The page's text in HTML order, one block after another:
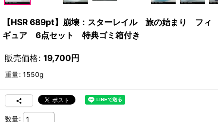
【HSR 689pt】崩壊：スターレイル 旅の始まり フィ
ギュア 6点セット 特典ゴミ箱付き
販売価格: 19,700円
重量: 1550g
数量: